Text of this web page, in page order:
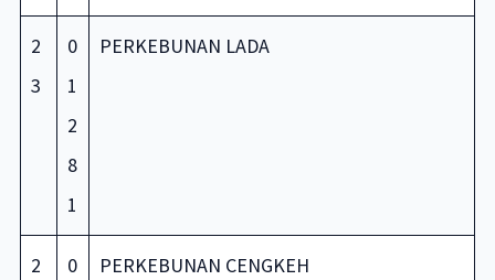
2
3
0
1
2
8
1
PERKEBUNAN LADA
2
0
PERKEBUNAN CENGKEH